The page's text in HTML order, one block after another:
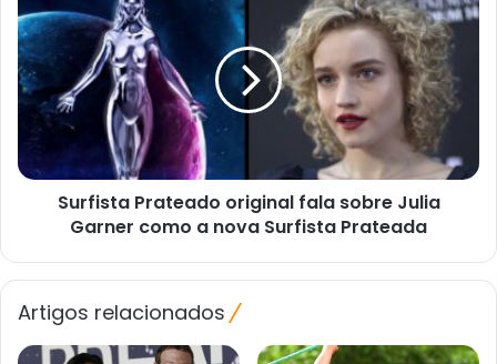
Prateado
original
fala
sobre
Julia
Garner
como
a
Surfista Prateado original fala sobre Julia
Garner como a nova Surfista Prateada
Artigos relacionados